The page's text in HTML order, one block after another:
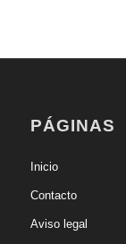
PÁGINAS
Inicio
Contacto
Aviso legal